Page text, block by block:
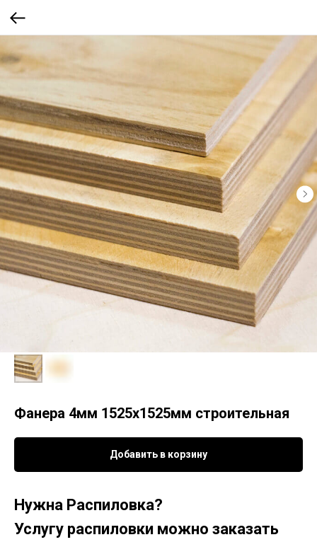
Фанера 4мм 1525х1525мм строительная
Добавить в корзину
Нужна Распиловка?
Услугу распиловки можно заказать